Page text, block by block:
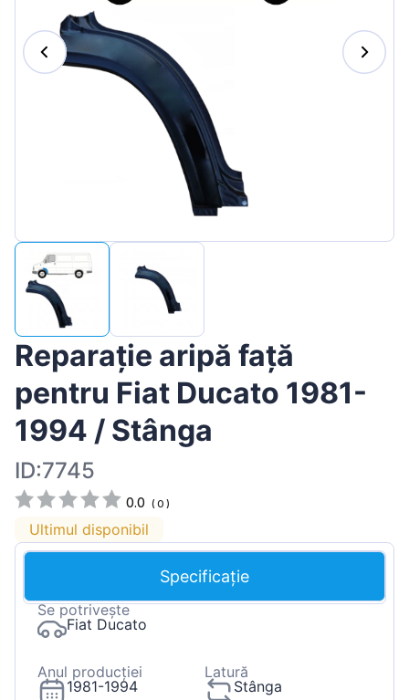
Slovenian
Latvian
Slovenčina
Reparație aripă față
pentru Fiat Ducato 1981-
1994 / Stânga
ID:7745
0.0 (0 )
Ultimul disponibil
Specificație
Se potrivește
Fiat Ducato
Anul producției
1981-1994
Latură
Stânga